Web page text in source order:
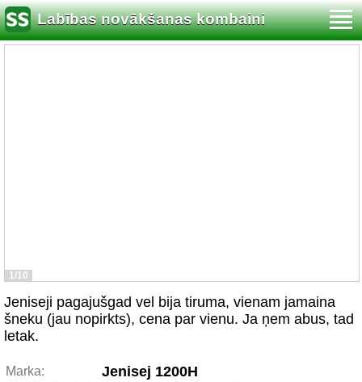
Labības novākšanas kombaini
1/10
Jeniseji pagajušgad vel bija tiruma, vienam jamaina
šneku (jau nopirkts), cena par vienu. Ja ņem abus, tad
letak.
Marka: Jenisej 1200H